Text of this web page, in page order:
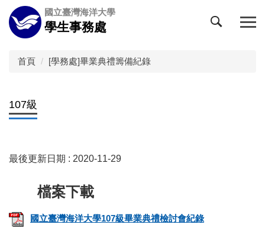
跳
到
主
國立臺灣海洋大學
學生事務處
首頁 [學務處]畢業典禮籌備紀錄
107級
最後更新日期 : 2020-11-29
國立臺灣海洋大學107級畢業典禮檢討會紀錄